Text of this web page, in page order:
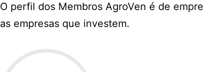
O perfil dos Membros AgroVen é de
as empresas que investem.